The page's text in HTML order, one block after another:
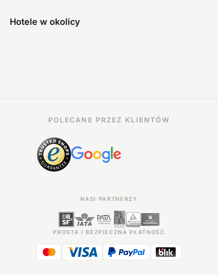
Hotele w okolicy
POLECANE PRZEZ KLIENTÓW
NASI PARTNERZY
PROSTA I BEZPIECZNA PŁATNOŚĆ